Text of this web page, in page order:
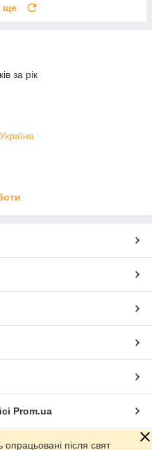
ще
за рік
Prom.ua
після свят